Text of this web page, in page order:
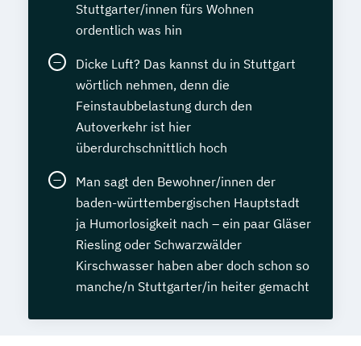
Stuttgarter/innen fürs Wohnen
ordentlich was hin
Dicke Luft? Das kannst du in Stuttgart
wörtlich nehmen, denn die
Feinstaubbelastung durch den
Autoverkehr ist hier
überdurchschnittlich hoch
Man sagt den Bewohner/innen der
baden-württembergischen Hauptstadt
ja Humorlosigkeit nach – ein paar Gläser
Riesling oder Schwarzwälder
Kirschwasser haben aber doch schon so
manche/n Stuttgarter/in heiter gemacht